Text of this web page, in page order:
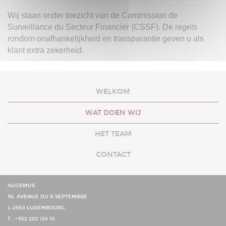
Wij staan onder toezicht van de Commission de
Surveillance du Secteur Financier (CSSF). De regels
rondom onafhankelijkheid en transparantie geven u als
klant extra zekerheid.
WELKOM
WAT DOEN WIJ
HET TEAM
CONTACT
AUGEMUS
36, AVENUE DU X SEPTEMBRE
L-2550 LUXEMBOURG
+352 202 124 10